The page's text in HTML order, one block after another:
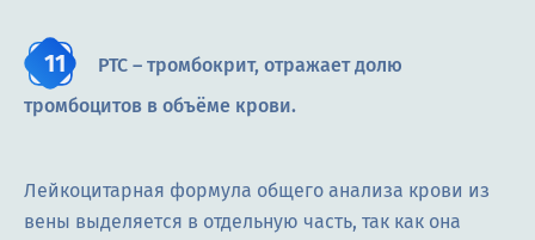
PTC – тромбокрит, отражает долю
тромбоцитов в объёме крови.
Лейкоцитарная формула общего анализа крови из
вены выделяется в отдельную часть, так как она